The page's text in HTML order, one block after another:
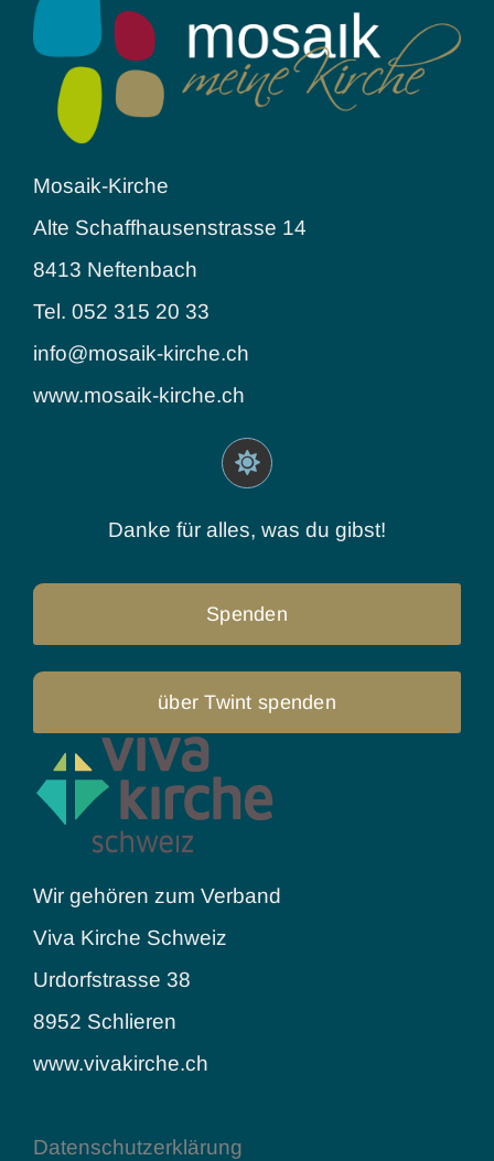
bestätigen,
dass
Mosaik-Kirche
Alte Schaffhausenstrasse 14
8413 Neftenbach
Tel. 052 315 20 33
info@mosaik-kirche.ch
www.mosaik-kirche.ch
Danke für alles, was du gibst!
Spenden
über Twint spenden
Wir gehören zum Verband
Viva Kirche Schweiz
Urdorfstrasse 38
8952 Schlieren
www.vivakirche.ch
Datenschutzerklärung